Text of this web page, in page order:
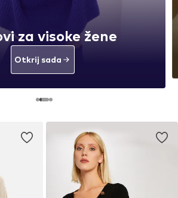
za visoke žene
Otkrij sada